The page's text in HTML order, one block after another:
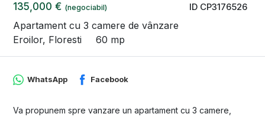
ID CP3176526
135,000 € (negociabil)
Apartament cu 3 camere de vânzare
Eroilor, Floresti
60 mp
WhatsApp Facebook
Va propunem spre vanzare un apartament cu 3 camere,